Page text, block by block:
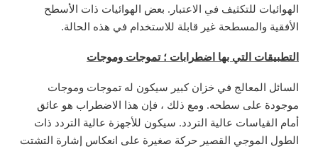
الهوائيات للتكثيف في الاعتبار. بعض الهوائيات ذات الأسطح
الأفقية والمسطحة غير قابلة للاستخدام في هذه الحالة.
التطبيقات التي بها اضطرابات ؛ تموجات وموجات
السائل المعالج في خزان كبير سيكون له تموجات وموجات
موجودة على سطحه. ومع ذلك ، فإن هذا الاضطراب هو عائق
أمام القياسات عالية التردد. سيكون للأجهزة عالية التردد ذات
الطول الموجي القصير حركة صغيرة على انعكاس إشارة التشتت